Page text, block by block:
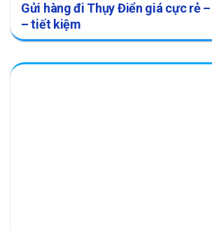
Gửi hàng đi Thụy Điển giá cực rẻ
– tiết kiệm